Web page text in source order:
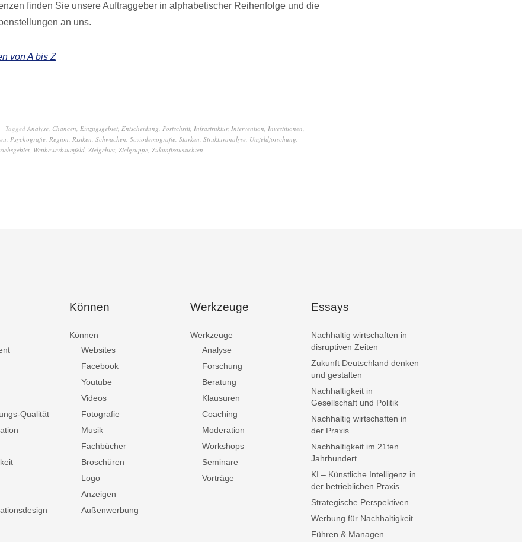
finden Sie unsere Auftraggeber in alphabetischer Reihenfolge und die
an uns.
von A bis Z
Tagged Analyse, Chancen, Einzugsgebiet, Entscheidung, Fortschritt, Infrastruktur, Intervention, Investitionen,
, Psychografie, Region, Risiken, Schwächen, Soziodemografie, Stärken, Strukturanalyse, Umfeldforschung,
, Wettbewerbsumfeld, Zielgebiet, Zielgruppe, Zukunftsaussichten
Qualität
Können
Können
Websites
Facebook
Youtube
Videos
Fotografie
Musik
Fachbücher
Broschüren
Logo
Anzeigen
Außenwerbung
Werkzeuge
Werkzeuge
Analyse
Forschung
Beratung
Klausuren
Coaching
Moderation
Workshops
Seminare
Vorträge
Essays
Nachhaltig wirtschaften in
disruptiven Zeiten
Zukunft Deutschland denken
und gestalten
Nachhaltigkeit in
Gesellschaft und Politik
Nachhaltig wirtschaften in
der Praxis
Nachhaltigkeit im 21ten
Jahrhundert
KI – Künstliche Intelligenz in
der betrieblichen Praxis
Strategische Perspektiven
Werbung für Nachhaltigkeit
Führen & Managen